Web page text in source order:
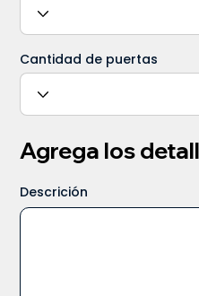
Cantidad de puertas
Agrega los
Descrición